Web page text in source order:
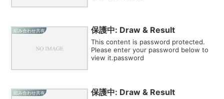
組み合わせ共有 保護中: Draw & Result
This content is password protected.
Please enter your password below to
view it.password
組み合わせ共有 保護中: Draw & Result